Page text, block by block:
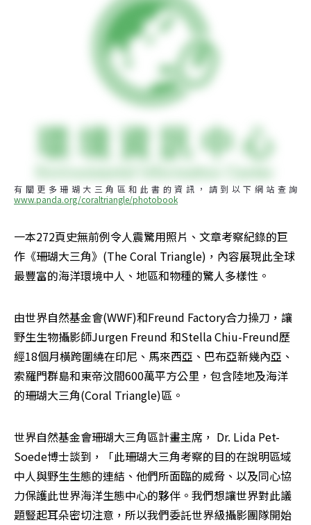
www.panda.org/coraltriangle/photobook
一本272頁史無前例令人震驚用照片、文章考察紀錄的巨
作《珊瑚大三角》(The Coral Triangle)，內容展現此全球
最豐富的海洋環境中人、地區和物種的驚人多樣性。
由世界自然基金會(WWF)和Freund Factory合力操刀，讓
野生生物攝影師Jurgen Freund 和Stella Chiu-Freund歷
經18個月橫跨圍繞在印尼、馬來西亞、巴布亞新幾內亞、
索羅門群島和東帝汶間600萬平方公里，包含陸地及海洋
的珊瑚大三角(Coral Triangle)區。
世界自然基金會珊瑚大三角區計畫主席， Dr. Lida Pet-
Soede博士談到，「此珊瑚大三角考察的目的在說明區域
中人與野生生態的連結、他們所面臨的威脅、以及同心協
力保護此世界海洋生態中心的夥伴。我們想讓世界對此議
題豎起耳朵密切注意，所以我們委託世界級攝影團隊開始